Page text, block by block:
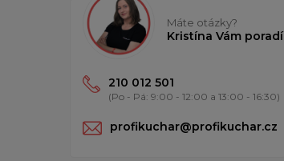
Máte otázky?
Kristína Vám poradí
210 012 501
(Po - Pá: 9:00 - 12:00 a 13:00 - 16:30)
profikuchar@profikuchar.cz